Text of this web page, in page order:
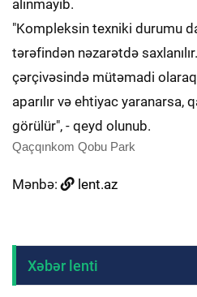
alınmayıb.
"Kompleksin texniki durumu
tərəfindən nəzarətdə
çərçivəsində mütəmadi
aparılır və ehtiyac yaranarsa,
görülür", - qeyd olunub.
Qaçqınkom Qobu Park
Mənbə: lent.az
Xəbər lenti